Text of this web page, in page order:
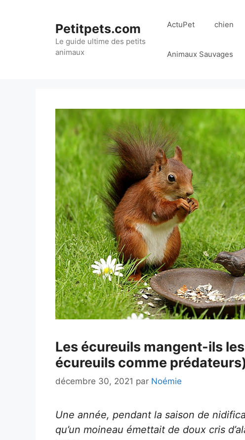
Petitpets.com
Le guide ultime des petits
animaux
ActuPet chien
Animaux Sauvages
Les écureuils mangent-ils
écureuils comme
décembre 30, 2021 par Noémie
Une année, pendant la saison de
qu’un moineau émettait de doux cris